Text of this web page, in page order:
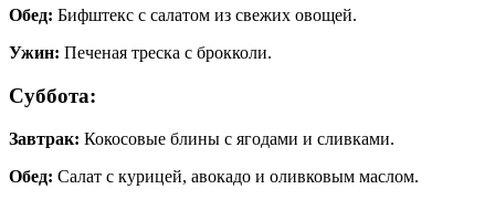
Обед: Бифштекс с салатом из свежих овощей.
Ужин: Печеная треска с брокколи.
Суббота:
Завтрак: Кокосовые блины с ягодами и сливками.
Обед: Салат с курицей, авокадо и оливковым маслом.